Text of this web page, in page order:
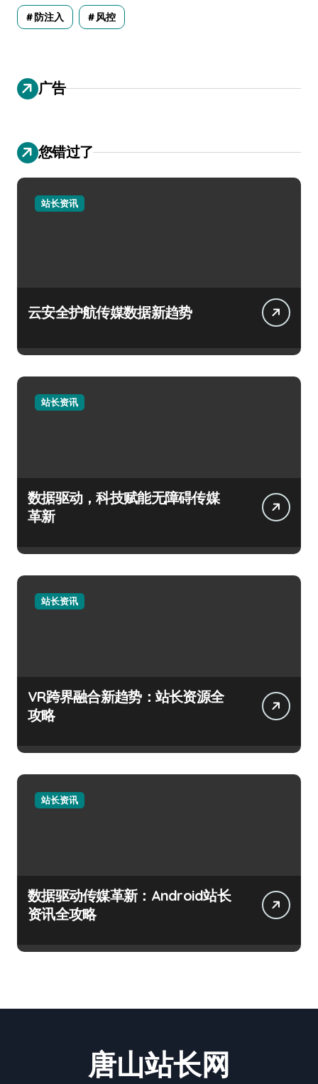
防注入 风控
广告
您错过了
站长资讯
云安全护航传媒数据新趋势
站长资讯
数据驱动，科技赋能无障碍传媒
革新
站长资讯
VR跨界融合新趋势：站长资源全
攻略
站长资讯
数据驱动传媒革新：Android站长
资讯全攻略
唐山站长网